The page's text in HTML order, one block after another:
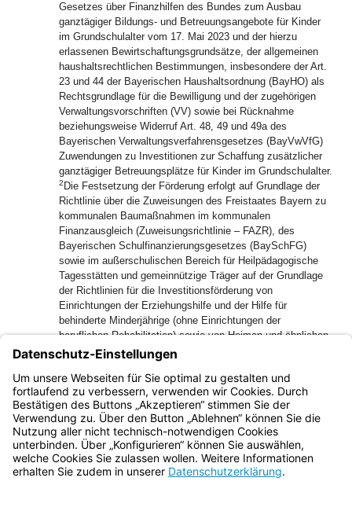
Gesetzes über Finanzhilfen des Bundes zum Ausbau
ganztägiger Bildungs- und Betreuungsangebote für Kinder
im Grundschulalter vom 17. Mai 2023 und der hierzu
erlassenen Bewirtschaftungsgrundsätze, der allgemeinen
haushaltsrechtlichen Bestimmungen, insbesondere der Art.
23 und 44 der Bayerischen Haushaltsordnung (BayHO) als
Rechtsgrundlage für die Bewilligung und der zugehörigen
Verwaltungsvorschriften (VV) sowie bei Rücknahme
beziehungsweise Widerruf Art. 48, 49 und 49a des
Bayerischen Verwaltungsverfahrensgesetzes (BayVwVfG)
Zuwendungen zu Investitionen zur Schaffung zusätzlicher
ganztägiger Betreuungsplätze für Kinder im Grundschulalter.
2 Die Festsetzung der Förderung erfolgt auf Grundlage der
Richtlinie über die Zuweisungen des Freistaates Bayern zu
kommunalen Baumaßnahmen im kommunalen
Finanzausgleich (Zuweisungsrichtlinie – FAZR), des
Bayerischen Schulfinanzierungsgesetzes (BaySchFG)
sowie im außerschulischen Bereich für Heilpädagogische
Tagesstätten und gemeinnützige Träger auf der Grundlage
der Richtlinien für die Investitionsförderung von
Einrichtungen der Erziehungshilfe und der Hilfe für
behinderte Minderjährige (ohne Einrichtungen der
beruflichen Rehabilitation) sowie von Heimen und ähnlichen
Einrichtungen nach dem Sonderschulgesetz, soweit in
dieser Richtlinie nichts Anderes geregelt ist.
erfolgt ohne Rechtsanspruch im Rahmen der verfügbaren
Haushaltsmittel.
Bayern.de
BayernPortal